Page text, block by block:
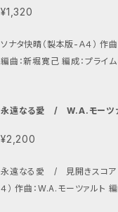
st=PL-
p
¥1,320
ソナタ快晴（製本版-Ａ４） 作
編曲：新堀寛己 編成：プライムギタ
タの中の１曲、ソナタ快晴
ターを用いて演奏しても良い
永遠なる愛 / W.A.モーツァ
¥2,200
永遠なる愛 / 見開きスコア
４） 作曲：W.A.モーツァルト